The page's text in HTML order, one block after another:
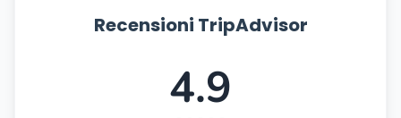
Recensioni TripAdvisor
4.9